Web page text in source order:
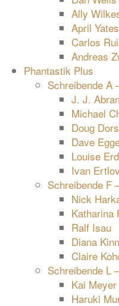
Ally
April Yates
Carlos
Andreas
Phantastik Plus
Schreibende A
J. J.
Michael
Doug
Dave
Louise
Ivan Ertlov
Schreibende F
Nick
Katharina
Ralf Isau
Diana
Claire
Schreibende L
Kai Meyer
Haruki